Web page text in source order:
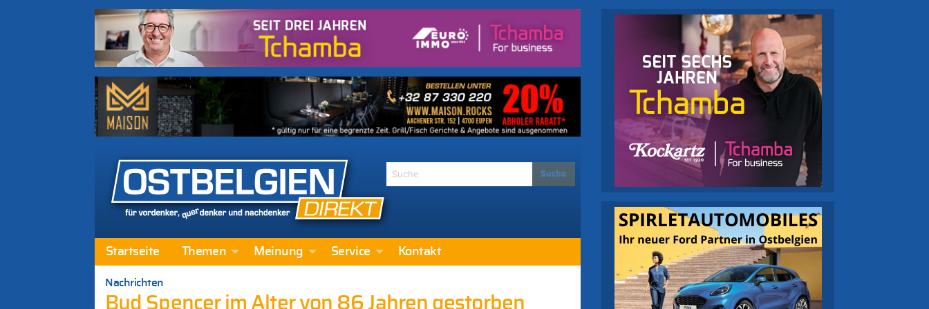
Startseite Themen Meinung Service Kontakt
Nachrichten
Bud Spencer im Alter von 86 Jahren gestorben